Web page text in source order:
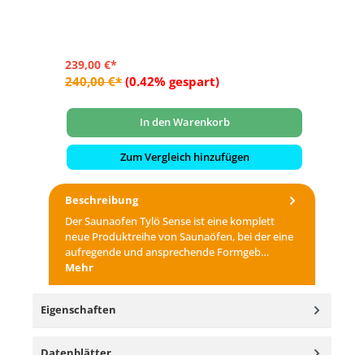
239,00 €*
240,00 €* (0.42% gespart)
In den Warenkorb
Zum Vergleich hinzufügen
Beschreibung
Der Saunaofen Tylö Sense ist eine komplett
neue Produktreihe von Saunaöfen, bei der eine
aufregende und ansprechende Formgeb…
Mehr
Eigenschaften